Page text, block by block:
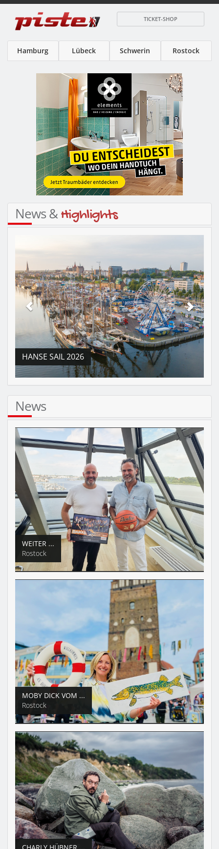
TICKET-SHOP
Hamburg Lübeck Schwerin Rostock
News &Highlights
HANSE SAIL 2026
News
WEITER ...
Rostock
MOBY DICK VOM ...
Rostock
CHARLY HÜBNER ...